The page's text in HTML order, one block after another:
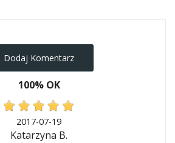
Dodaj Komentarz
100% OK
2017-07-19
Katarzyna B.